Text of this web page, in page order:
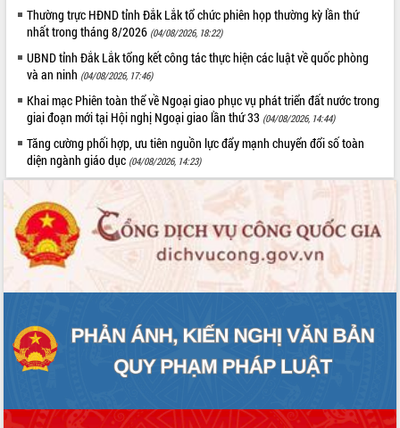
Thường trực HĐND tỉnh Đắk Lắk tổ chức phiên họp thường kỳ lần thứ
nhất trong tháng 8/2026 (04/08/2026, 18:22)
UBND tỉnh Đắk Lắk tổng kết công tác thực hiện các luật về quốc phòng
và an ninh (04/08/2026, 17:46)
Khai mạc Phiên toàn thể về Ngoại giao phục vụ phát triển đất nước trong
giai đoạn mới tại Hội nghị Ngoại giao lần thứ 33 (04/08/2026, 14:44)
Tăng cường phối hợp, ưu tiên nguồn lực đẩy mạnh chuyển đổi số toàn
diện ngành giáo dục (04/08/2026, 14:23)